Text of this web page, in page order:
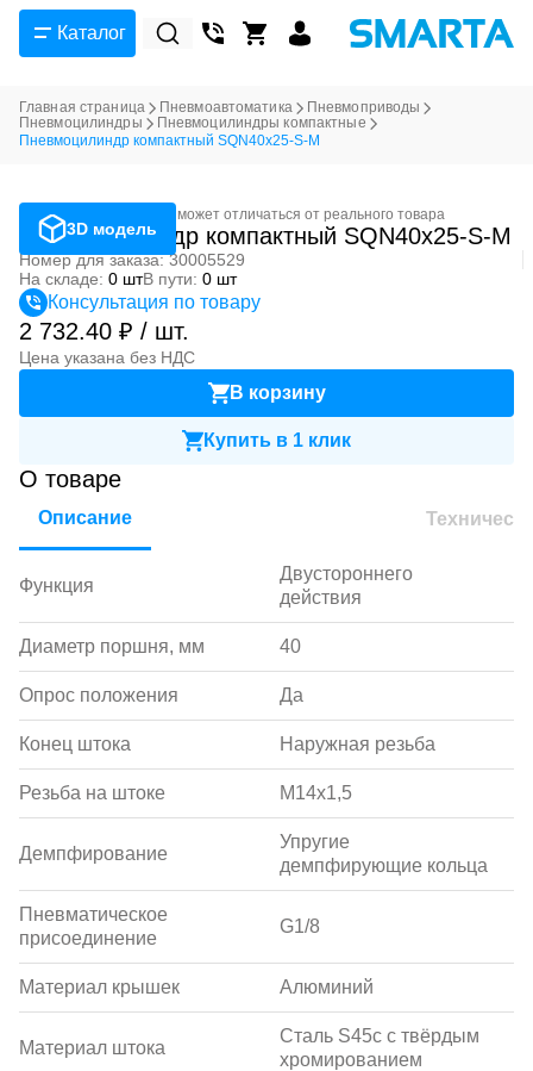
Каталог
Главная страница Пневмоавтоматика
Пневмоприводы
Пневмоцилиндры
Пневмоцилиндры компактные
Пневмоцилиндр компактный SQN40x25-S-M
3D модель
Фотография может отличаться от реального товара
Пневмоцилиндр компактный SQN40x25-S-M
Номер для заказа: 30005529
На складе: 0 штВ пути: 0 шт
Консультация по товару
2 732.40 ₽ / шт.
Цена указана без НДС
В корзину
Купить в 1 клик
О товаре
Описание
Функция
Двустороннего
действия
Диаметр поршня, мм 40
Опрос положения Да
Конец штока Наружная резьба
Резьба на штоке M14x1,5
Демпфирование
Упругие
демпфирующие кольца
Пневматическое
присоединение
G1/8
Материал крышек Алюминий
Материал штока
Сталь S45c с твёрдым
хромированием